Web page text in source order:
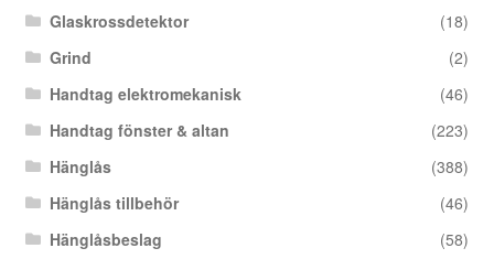
Glaskrossdetektor
(18)
Grind
(2)
Handtag elektromekanisk
(46)
Handtag fönster & altan
(223)
Hänglås
(388)
Hänglås tillbehör
(46)
Hänglåsbeslag
(58)